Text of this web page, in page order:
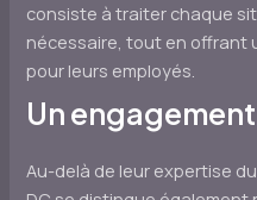
consiste à traiter chaque
nécessaire, tout en offrant
pour leurs employés.
Un
Au-delà de leur expertise